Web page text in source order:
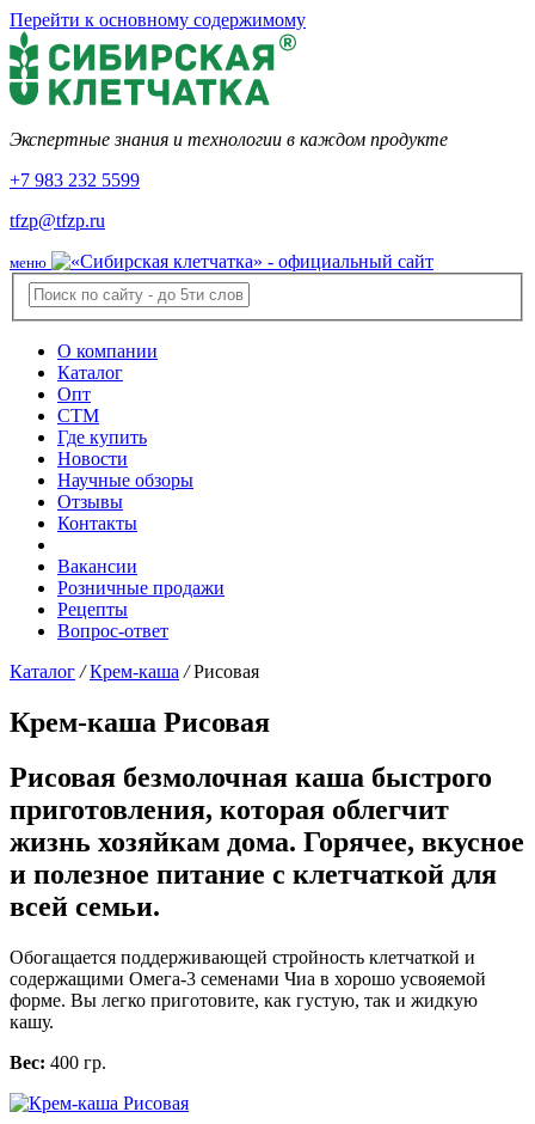
Перейти к основному содержимому
Экспертные знания и технологии в каждом продукте
+7 983 232 5599
tfzp@tfzp.ru
меню
О компании
Каталог
Опт
СТМ
Где купить
Новости
Научные обзоры
Отзывы
Контакты
Вакансии
Розничные продажи
Рецепты
Вопрос-ответ
Каталог / Крем-каша / Рисовая
Крем-каша Рисовая
Рисовая безмолочная каша быстрого
приготовления, которая облегчит
жизнь хозяйкам дома. Горячее, вкусное
и полезное питание с клетчаткой для
всей семьи.
Обогащается поддерживающей стройность клетчаткой и
содержащими Омега-3 семенами Чиа в хорошо усвояемой
форме. Вы легко приготовите, как густую, так и жидкую
кашу.
Вес: 400 гр.